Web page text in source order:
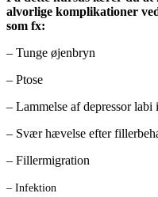
alvorlige komplikationer
som fx:
– Tunge øjenbryn
– Ptose
– Lammelse af depressor labi
– Svær hævelse efter
– Fillermigration
– Infektion